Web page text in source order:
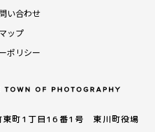
い合わせ
ップ
ポリシー
町1丁目16番1号 東川町役場